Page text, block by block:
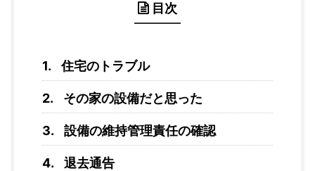
目次
住宅のトラブル
その家の設備だと思った
設備の維持管理責任の確認
退去通告